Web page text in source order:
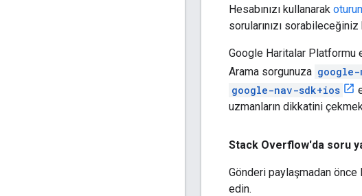
Hesabınızı kullanarak
sorularınızı
Google Haritalar
Arama sorgunuza google-
google-nav-sdk+ios
uzmanların dikkatini
Stack Overflow'da soru
Gönderi paylaşmadan önce
edin.